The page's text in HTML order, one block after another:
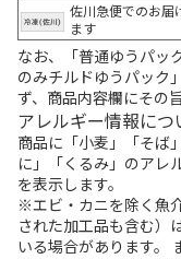
佐川急便でのお届
ます
なお、「普通ゆうパッ
のみチルドゆうパック
ず、商品内容欄にその
アレルギー情報につ
商品に「小麦」「そば
に」「くるみ」のアレ
を表示します。
※エビ・カニを除く魚
された加工品も含む）
いる場合があります。